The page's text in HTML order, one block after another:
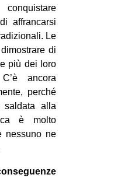
affrancarsi
Le
di
più dei loro
ancora
perché
saldata alla
è molto
nessuno ne